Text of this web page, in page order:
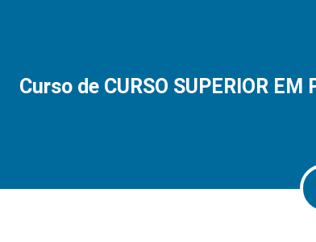
Curso de CURSO SUPERIOR